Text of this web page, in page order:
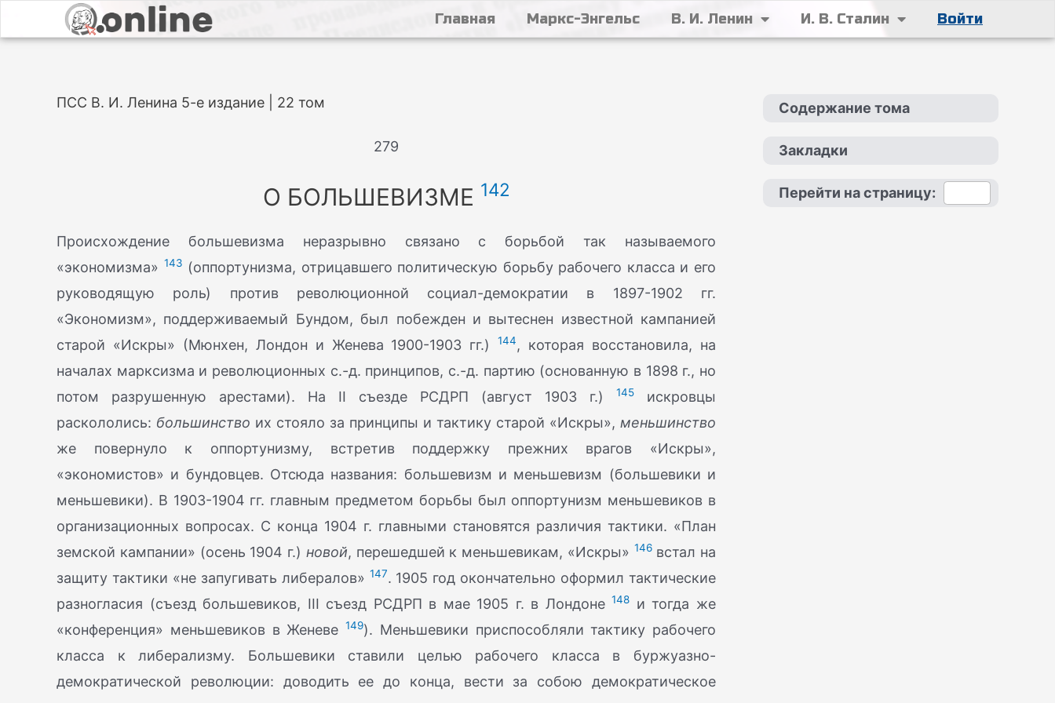
Главная Маркс-Энгельс В. И. Ленин И. В. Сталин Войти
ПСС В. И. Ленина 5-е издание | 22 том
279
О БОЛЬШЕВИЗМЕ 142
Происхождение большевизма неразрывно связано с борьбой так называемого
«экономизма» 143 (оппортунизма, отрицавшего политическую борьбу рабочего класса и его
руководящую роль) против революционной социал-демократии в 1897-1902 гг.
«Экономизм», поддерживаемый Бундом, был побежден и вытеснен известной кампанией
старой «Искры» (Мюнхен, Лондон и Женева 1900-1903 гг.)144, которая восстановила, на
началах марксизма и революционных с.-д. принципов, с.-д. партию (основанную в 1898 г., но
потом разрушенную арестами). На II съезде РСДРП (август 1903 г.)
145
искровцы
раскололись: большинство их стояло за принципы и тактику старой «Искры», меньшинство
же повернуло к оппортунизму, встретив поддержку прежних врагов «Искры»,
«экономистов» и бундовцев. Отсюда названия: большевизм и меньшевизм (большевики и
меньшевики). В 1903-1904 гг. главным предметом борьбы был оппортунизм меньшевиков в
организационных вопросах. С конца 1904 г. главными становятся различия тактики. «План
земской кампании» (осень 1904 г.) новой, перешедшей к меньшевикам, «Искры» 146встал на
защиту тактики «не запугивать либералов» 147. 1905 год окончательно оформил тактические
разногласия (съезд большевиков, III съезд РСДРП в мае 1905 г. в Лондоне148
и тогда же
«конференция» меньшевиков в Женеве 149). Меньшевики приспособляли тактику рабочего
класса к либерализму. Большевики ставили целью рабочего класса в буржуазно-
демократической революции: доводить ее до конца, вести за собою демократическое
Содержание тома
Закладки
Перейти на страницу: